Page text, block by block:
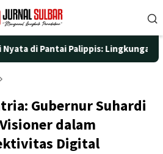
Palippis: Lingkungan dan
Gubernur Suhardi
dalam
Digital